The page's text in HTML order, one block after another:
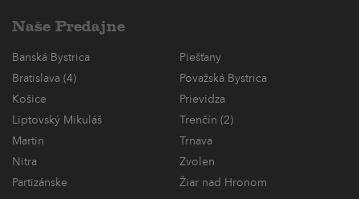
Naše Predajne
Banská Bystrica
Piešťany
Bratislava (4)
Považská Bystrica
Košice
Prievidza
Liptovský Mikuláš
Trenčín (2)
Martin
Trnava
Nitra
Zvolen
Partizánske
Žiar nad Hronom